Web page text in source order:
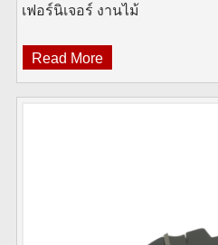
เฟอร์นิเจอร์ งานไม้
Read More